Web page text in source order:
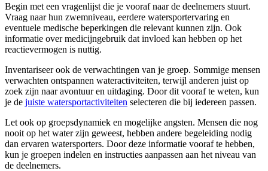
Begin met een vragenlijst die je vooraf naar de deelnemers stuurt.
Vraag naar hun zwemniveau, eerdere watersportervaring en
eventuele medische beperkingen die relevant kunnen zijn. Ook
informatie over medicijngebruik dat invloed kan hebben op het
reactievermogen is nuttig.
Inventariseer ook de verwachtingen van je groep. Sommige mensen
verwachten ontspannen wateractiviteiten, terwijl anderen juist op
zoek zijn naar avontuur en uitdaging. Door dit vooraf te weten, kun
je de juiste watersportactiviteiten selecteren die bij iedereen passen.
Let ook op groepsdynamiek en mogelijke angsten. Mensen die nog
nooit op het water zijn geweest, hebben andere begeleiding nodig
dan ervaren watersporters. Door deze informatie vooraf te hebben,
kun je groepen indelen en instructies aanpassen aan het niveau van
de deelnemers.